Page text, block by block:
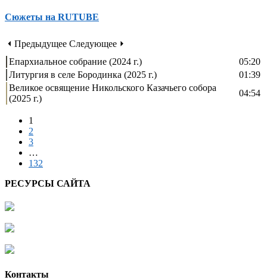
Сюжеты на RUTUBE
⏴ Предыдущее Следующее ⏵
Епархиальное собрание (2024 г.)
05:20
Литургия в селе Бородинка (2025 г.)
01:39
Великое освящение Никольского Казачьего собора
(2025 г.)
04:54
1
2
3
…
132
РЕСУРСЫ САЙТА
Контакты